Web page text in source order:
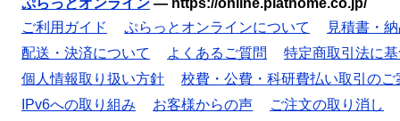
ご利用ガイド
ぷらっとオンラインについて
見積書・
配送・決済について
よくあるご質問
特定商取引法に
個人情報取り扱い方針
校費・公費・科研費払い取引のご
IPv6への取り組み
お客様からの声 ご注文の取り消し